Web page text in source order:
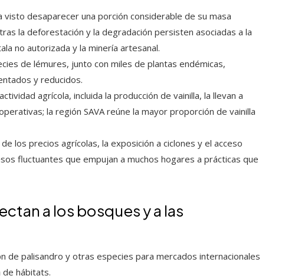
visto desaparecer una porción considerable de su masa
la deforestación y la degradación persisten asociadas a la
no autorizada y la minería artesanal.
de lémures, junto con miles de plantas endémicas,
y reducidos.
agrícola, incluida la producción de vainilla, la llevan a
la región SAVA reúne la mayor proporción de vainilla
los precios agrícolas, la exposición a ciclones y el acceso
fluctuantes que empujan a muchos hogares a prácticas que
a los bosques y a las
de palisandro y otras especies para mercados internacionales
hábitats.